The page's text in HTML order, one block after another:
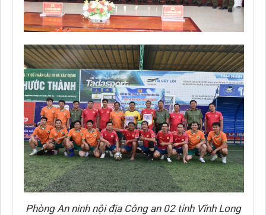
Phòng An ninh nội địa Công an 02 tỉnh Vĩnh Long